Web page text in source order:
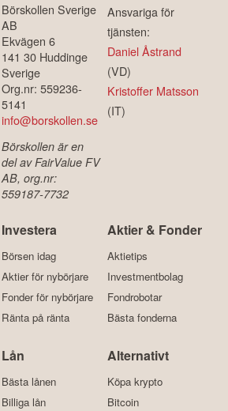
Börskollen Sverige
AB
Ekvägen 6
141 30 Huddinge
Sverige
Org.nr: 559236-
5141
info@borskollen.se
Börskollen är en
del av FairValue FV
AB, org.nr:
559187-7732
Ansvariga för
tjänsten:
Daniel Åstrand
(VD)
Kristoffer Matsson
(IT)
Investera
Börsen idag
Aktier för nybörjare
Fonder för nybörjare
Ränta på ränta
Aktier & Fonder
Aktietips
Investmentbolag
Fondrobotar
Bästa fonderna
Lån
Bästa lånen
Billiga lån
Alternativt
Köpa krypto
Bitcoin